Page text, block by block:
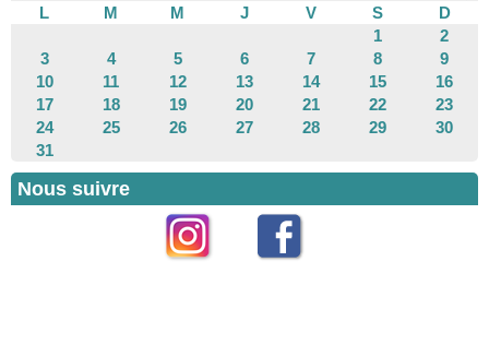
L
M M J V S
D
1
2
3
4 5 6 7 8
9
10
11 12 13 14 15
16
17
18 19 20 21 22
23
24
25 26 27 28 29
30
31
Nous suivre